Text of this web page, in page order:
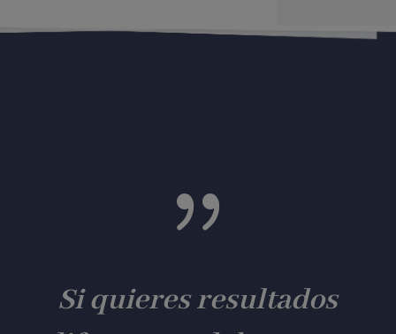
{
Si quieres resultados